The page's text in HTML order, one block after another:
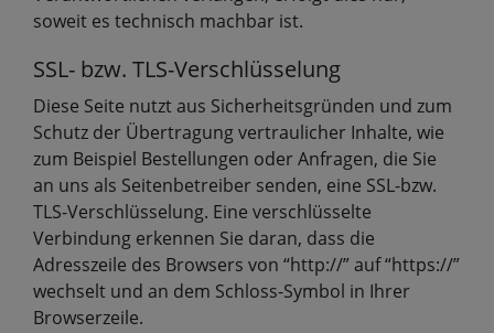
soweit es technisch machbar ist.
SSL- bzw. TLS-Verschlüsselung
Diese Seite nutzt aus Sicherheitsgründen und zum
Schutz der Übertragung vertraulicher Inhalte, wie
zum Beispiel Bestellungen oder Anfragen, die Sie
an uns als Seitenbetreiber senden, eine SSL-bzw.
TLS-Verschlüsselung. Eine verschlüsselte
Verbindung erkennen Sie daran, dass die
Adresszeile des Browsers von “http://” auf “https://”
wechselt und an dem Schloss-Symbol in Ihrer
Browserzeile.